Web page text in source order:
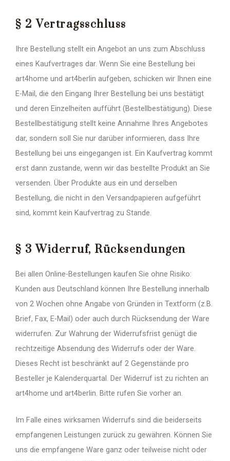
§ 2 Vertragsschluss
Ihre Bestellung stellt ein Angebot an uns zum Abschluss
eines Kaufvertrages dar. Wenn Sie eine Bestellung bei
art4home und art4berlin aufgeben, schicken wir Ihnen eine
E-Mail, die den Eingang Ihrer Bestellung bei uns bestätigt
und deren Einzelheiten aufführt (Bestellbestätigung). Diese
Bestellbestätigung stellt keine Annahme Ihres Angebotes
dar, sondern soll Sie nur darüber informieren, dass Ihre
Bestellung bei uns eingegangen ist. Ein Kaufvertrag kommt
erst dann zustande, wenn wir das bestellte Produkt an Sie
versenden. Über Produkte aus ein und derselben
Bestellung, die nicht in den Versandpapieren aufgeführt
sind, kommt kein Kaufvertrag zu Stande.
§ 3 Widerruf, Rücksendungen
Bei allen Online-Bestellungen kaufen Sie ohne Risiko:
Kunden aus Deutschland können Ihre Bestellung innerhalb
von 2 Wochen ohne Angabe von Gründen in Textform (z.B.
Brief, Fax, E-Mail) oder auch durch Rücksendung der Ware
widerrufen. Zur Wahrung der Widerrufsfrist genügt die
rechtzeitige Absendung des Widerrufs oder der Ware.
Dieses Recht ist beschränkt auf 2 Gegenstände pro
Besteller je Kalenderquartal. Der Widerruf ist zu richten an
art4home und art4berlin. Bitte rufen Sie vorher an.
Im Falle eines wirksamen Widerrufs sind die beiderseits
empfangenen Leistungen zurück zu gewähren. Können Sie
uns die empfangene Ware ganz oder teilweise nicht oder